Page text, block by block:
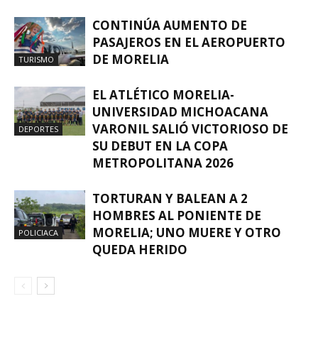
TURISMO
CONTINÚA AUMENTO DE
PASAJEROS EN EL AEROPUERTO
DE MORELIA
DEPORTES
EL ATLÉTICO MORELIA-
UNIVERSIDAD MICHOACANA
VARONIL SALIÓ VICTORIOSO DE
SU DEBUT EN LA COPA
METROPOLITANA 2026
POLICIACA
TORTURAN Y BALEAN A 2
HOMBRES AL PONIENTE DE
MORELIA; UNO MUERE Y OTRO
QUEDA HERIDO